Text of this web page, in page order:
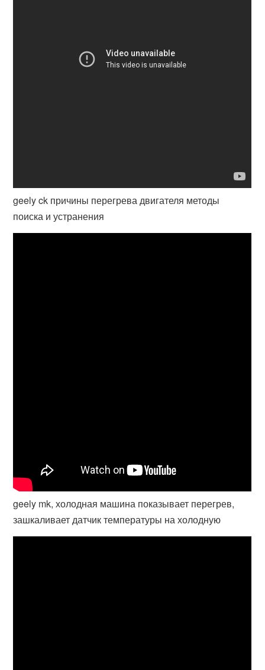
geely ck причины перегрева двигателя методы
поиска и устранения
geely mk, холодная машина показывает перегрев,
зашкаливает датчик температуры на холодную